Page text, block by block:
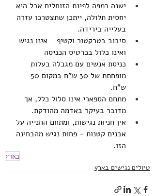
ישנה רמפה לפינת הזוחלים אבל היא
יחסית תלולה, ייתכן שתצטרכו עזרה
בעלייה בירידה.
סיבוב בטרקטור וקטיף - אינו נגיש
ואינו כלול בכרטיס הכניסה
כניסת אנשים עם מגבלה בעלות
ש"ח.
מתחם הספארי אינו סלול כלל, אך
מדובר בעיקר באדמה מהודקת.
אין חניות נגישות, ומתחם החנייה על
אבנים קטנות - פחות נגיש מהבחינה
הזו.
בארץ
טיולים נגישים בארץ